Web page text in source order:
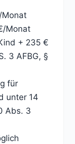
Monat
Monat
+ 235 €
3 AFBG, §
für
unter 14
Abs. 3